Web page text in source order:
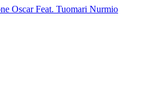
Oscar Feat. Tuomari Nurmio